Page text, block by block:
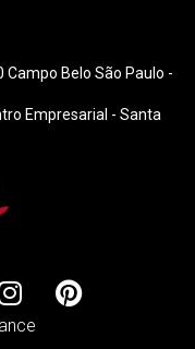
Campo Belo São Paulo -
Empresarial - Santa